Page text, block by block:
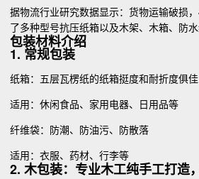
据物流行业研究数据显示：货物运输破损
了多种型号抗压纸箱以及木架、木箱、防
包装材料介绍
1. 常规包装
纸箱：五层瓦楞纸的纸箱挺度和耐折度俱
适用：休闲食品、家用电器、日用品等
纤维袋：防潮、防油污、防散落
适用：衣服、药材、行李等
2. 木包装：专业木工纯手工打造